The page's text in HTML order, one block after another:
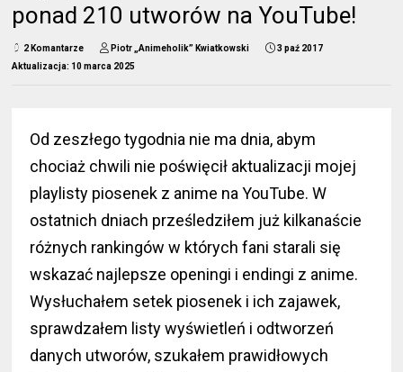
ponad 210 utworów na YouTube!
2 Komantarze Piotr „Animeholik” Kwiatkowski
3 paź 2017
Aktualizacja: 10 marca 2025
Od zeszłego tygodnia nie ma dnia, abym
chociaż chwili nie poświęcił aktualizacji mojej
playlisty piosenek z anime na YouTube. W
ostatnich dniach prześledziłem już kilkanaście
różnych rankingów w których fani starali się
wskazać najlepsze openingi i endingi z anime.
Wysłuchałem setek piosenek i ich zajawek,
sprawdzałem listy wyświetleń i odtworzeń
danych utworów, szukałem prawidłowych